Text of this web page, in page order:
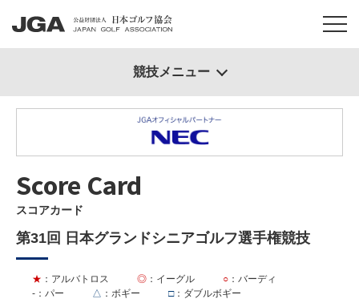
Score Card
スコアカード
第31回 日本グランドシニアゴルフ選手権競技
★ ：アルバトロス ◎ ：イーグル ○ ：バーディ
- ：パー △ ：ボギー □：ダブルボギー
競技メニュー